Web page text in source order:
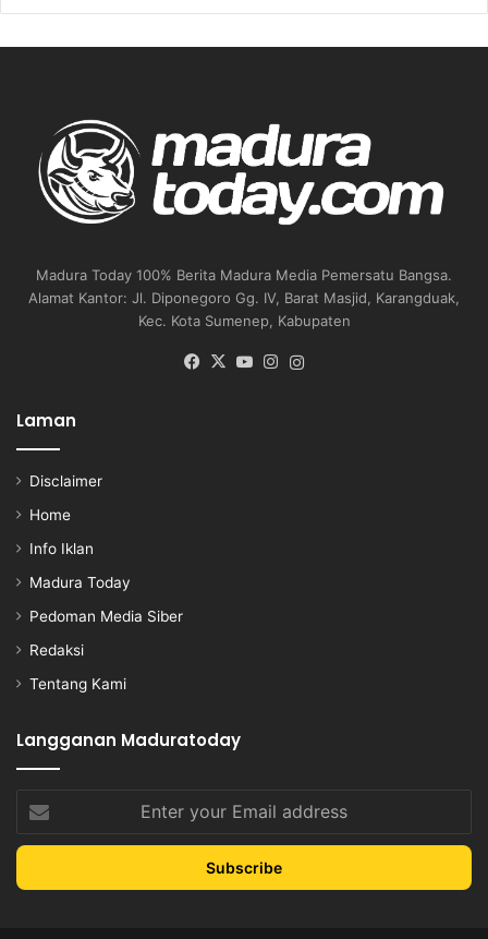
Madura Today 100% Berita Madura Media Pemersatu Bangsa.
Alamat Kantor: Jl. Diponegoro Gg. IV, Barat Masjid, Karangduak,
Kec. Kota Sumenep, Kabupaten
Facebook
X YouTubeInstagram
Laman
Disclaimer
Home
Info Iklan
Madura Today
Pedoman Media Siber
Redaksi
Tentang Kami
Langganan Maduratoday
your
Email